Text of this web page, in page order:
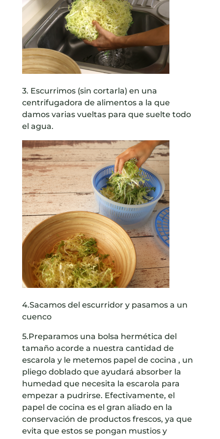
3. Escurrimos (sin cortarla) en una
centrifugadora de alimentos a la que
damos varias vueltas para que suelte todo
el agua.
4.Sacamos del escurridor y pasamos a un
cuenco
5.Preparamos una bolsa hermética del
tamaño acorde a nuestra cantidad de
escarola y le metemos papel de cocina , un
pliego doblado que ayudará absorber la
humedad que necesita la escarola para
empezar a pudrirse. Efectivamente, el
papel de cocina es el gran aliado en la
conservación de productos frescos, ya que
evita que estos se pongan mustios y